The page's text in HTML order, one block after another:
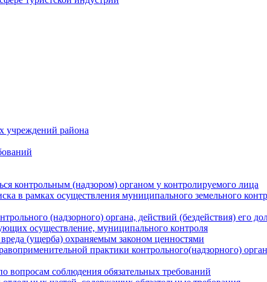
учреждений района
контрольным (надзором) органом у контролируемого лица
в рамках осуществления муниципального земельного
(надзорного) органа, действий (бездействия) его
осуществление, муниципального контроля
(ущерба) охраняемым законом ценностями
практики контрольного(надзорного)
вопросам соблюдения обязательных требований